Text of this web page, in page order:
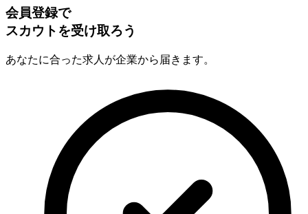
会員登録で
スカウトを受け取ろう
あなたに合った求人が企業から届きます。